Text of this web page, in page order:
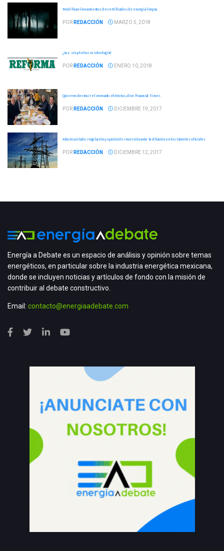
Modifican lineamientos de certificados de energía limpia
POR REDACCIÓN MARZO 5, 2018
¿Luz sin pleitos ni ideología?
POR REDACCIÓN ENERO 10, 2018
Quieren destruir el mercado eléctrico, dice Financial Times
POR REDACCIÓN DICIEMBRE 19, 2017
Abasto aislado: regulación y opción de inversión ante la dilación en los trámites oficiales
POR REDACCIÓN DICIEMBRE 12, 2017
Energía a Debate es un espacio de análisis y opinión sobre temas
energéticos, en particular sobre la industria energética mexicana,
donde se incluyen noticias y artículos de fondo con la misión de
contribuir al debate constructivo.
Email: contacto@energiaadebate.com